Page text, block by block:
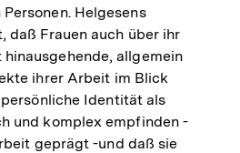
Helgesens
daß Frauen auch über ihr
allgemein
ihrer Arbeit im Blick
Identität als
und komplex empfinden -
geprägt -und daß sie